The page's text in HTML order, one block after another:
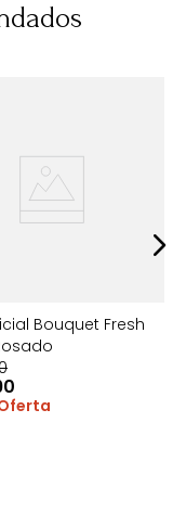
Bouquet Fresh